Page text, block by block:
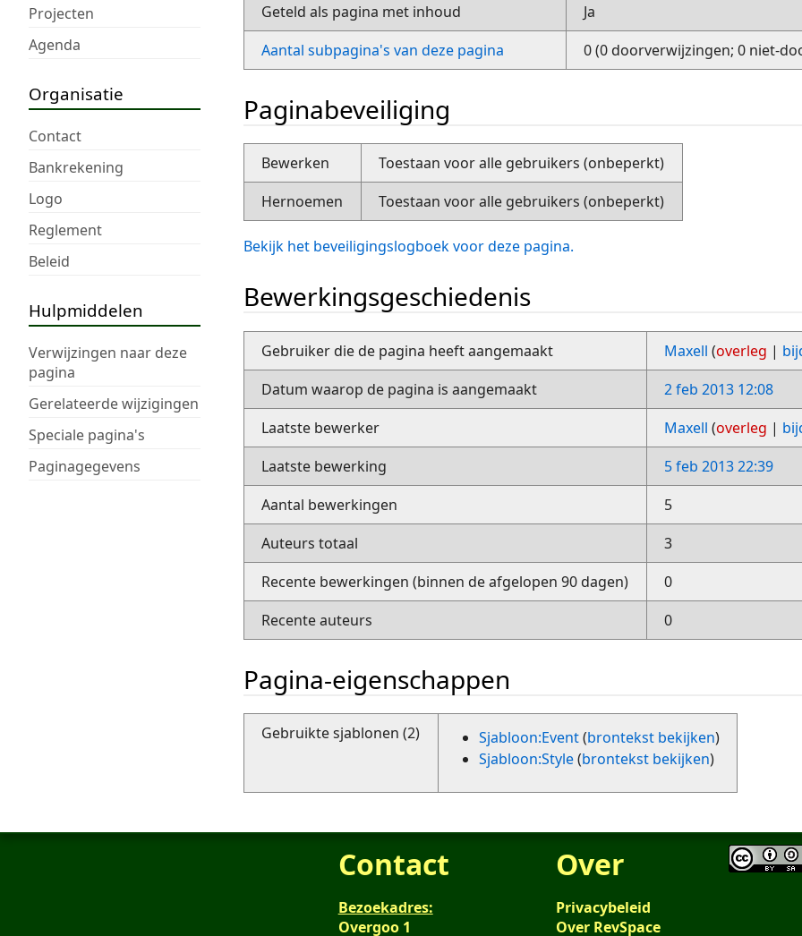
Projecten
Agenda
Organisatie
Contact
Bankrekening
Logo
Reglement
Beleid
Hulpmiddelen
Verwijzingen naar deze
pagina
Gerelateerde wijzigingen
Speciale pagina's
Paginagegevens
Geteld als pagina met inhoud
Ja
Aantal subpagina's van deze pagina
0 (0 doorverwijzingen; 0 niet-
Paginabeveiliging
Bewerken
Toestaan voor alle gebruikers (onbeperkt)
Hernoemen
Toestaan voor alle gebruikers (onbeperkt)
Bekijk het beveiligingslogboek voor deze pagina.
Bewerkingsgeschiedenis
Gebruiker die de pagina heeft aangemaakt Maxell (overleg |
Datum waarop de pagina is aangemaakt
2 feb 2013 12:08
Laatste bewerker
Maxell (overleg |
Laatste bewerking
5 feb 2013 22:39
Aantal bewerkingen
5
Auteurs totaal
3
Recente bewerkingen (binnen de afgelopen 90 dagen)
0
Recente auteurs
0
Pagina-eigenschappen
Gebruikte sjablonen (2) Sjabloon:Event(brontekst bekijken)
Sjabloon:Style(brontekst bekijken)
Contact
Bezoekadres:
Overgoo 1
Over
Privacybeleid
Over RevSpace